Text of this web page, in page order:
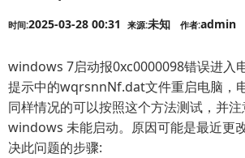
时间:2025-03-28 00:31 来源:未知 作者:admin
windows 7启动报0xc0000098错误进入
提示中的wqrsnnNf.dat文件重启电脑，
同样情况的可以按照这个方法测试，并注
windows 未能启动。原因可能是最近更
决此问题的步骤: